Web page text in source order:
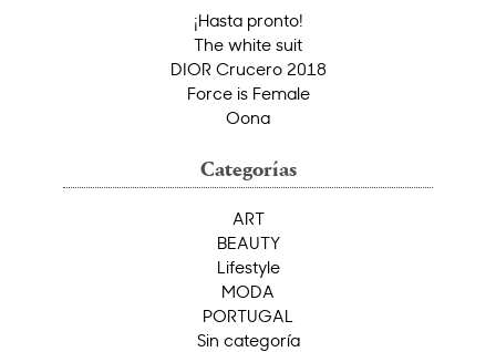
¡Hasta pronto!
The white suit
DIOR Crucero 2018
Force is Female
Oona
Categorías
ART
BEAUTY
Lifestyle
MODA
PORTUGAL
Sin categoría